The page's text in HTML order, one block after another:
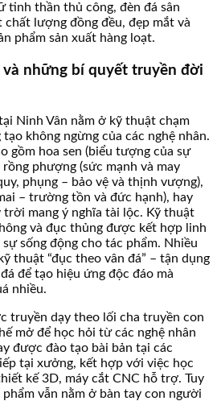
tinh thần thủ công, đèn đá sân
lượng đồng đều, đẹp mắt và
phẩm sản xuất hàng loạt.
và những bí quyết truyền đời
Ninh Vân nằm ở kỹ thuật chạm
không ngừng của các nghệ nhân.
gồm hoa sen (biểu tượng của sự
phượng (sức mạnh và may
phụng – bảo vệ và thịnh vượng),
– trường tồn và đức hạnh), hay
mang ý nghĩa tài lộc. Kỹ thuật
và đục thủng được kết hợp linh
sống động cho tác phẩm. Nhiều
thuật “đục theo vân đá” – tận dụng
để tạo hiệu ứng độc đáo mà
nhiều.
truyền dạy theo lối cha truyền con
mở để học hỏi từ các nghệ nhân
được đào tạo bài bản tại các
tại xưởng, kết hợp với việc học
kế 3D, máy cắt CNC hỗ trợ. Tuy
vẫn nằm ở bàn tay con người